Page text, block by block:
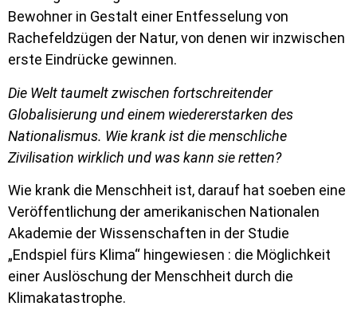
Bewohner in Gestalt einer Entfesselung von
Rachefeldzügen der Natur, von denen wir inzwischen
erste Eindrücke gewinnen.
Die Welt taumelt zwischen fortschreitender
Globalisierung und einem wiedererstarken des
Nationalismus. Wie krank ist die menschliche
Zivilisation wirklich und was kann sie retten?
Wie krank die Menschheit ist, darauf hat soeben eine
Veröffentlichung der amerikanischen Nationalen
Akademie der Wissenschaften in der Studie
„Endspiel fürs Klima“ hingewiesen : die Möglichkeit
einer Auslöschung der Menschheit durch die
Klimakatastrophe.